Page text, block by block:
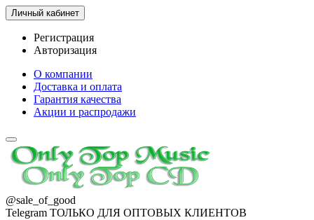
Личный кабинет
Регистрация
Авторизация
О компании
Доставка и оплата
Гарантия качества
Акции и распродажи
@sale_of_good
Telegram ТОЛЬКО ДЛЯ ОПТОВЫХ КЛИЕНТОВ